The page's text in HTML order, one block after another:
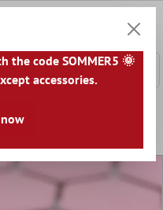
Bismarck
the code SOMMER5 🌞
accessories.